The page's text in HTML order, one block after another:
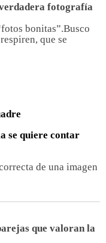
fotografía
bonitas”.Busco
que se
se quiere contar
de una imagen
que valoran la